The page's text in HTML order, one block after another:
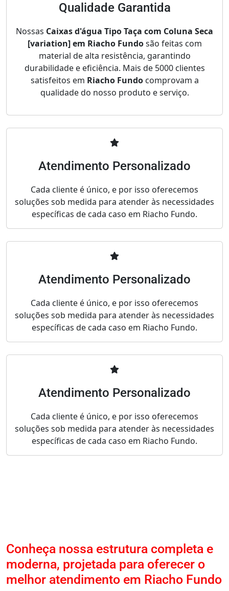
Qualidade Garantida
Nossas Caixas d'água Tipo Taça com Coluna Seca
[variation] em Riacho Fundosão feitas com
material de alta resistência, garantindo
durabilidade e eficiência. Mais de 5000 clientes
satisfeitos em Riacho Fundocomprovam a
qualidade do nosso produto e serviço.
Atendimento Personalizado
Cada cliente é único, e por isso oferecemos
soluções sob medida para atender às necessidades
específicas de cada caso em Riacho Fundo.
Atendimento Personalizado
Cada cliente é único, e por isso oferecemos
soluções sob medida para atender às necessidades
específicas de cada caso em Riacho Fundo.
Atendimento Personalizado
Cada cliente é único, e por isso oferecemos
soluções sob medida para atender às necessidades
específicas de cada caso em Riacho Fundo.
Conheça nossa estrutura completa e
moderna, projetada para oferecer o
melhor atendimento em Riacho Fundo